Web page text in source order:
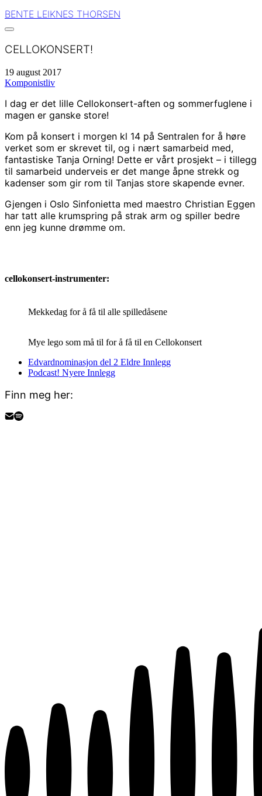
BENTE LEIKNES THORSEN
CELLOKONSERT!
19 august 2017
Komponistliv
I dag er det lille Cellokonsert-aften og sommerfuglene i
magen er ganske store!
Kom på konsert i morgen kl 14 på Sentralen for å høre
verket som er skrevet til, og i nært samarbeid med,
fantastiske Tanja Orning! Dette er vårt prosjekt – i tillegg
til samarbeid underveis er det mange åpne strekk og
kadenser som gir rom til Tanjas store skapende evner.
Gjengen i Oslo Sinfonietta med maestro Christian Eggen
har tatt alle krumspring på strak arm og spiller bedre
enn jeg kunne drømme om.
cellokonsert-instrumenter:
Mekkedag for å få til alle spilledåsene
Mye lego som må til for å få til en Cellokonsert
Edvardnominasjon del 2 Eldre Innlegg
Podcast! Nyere Innlegg
Finn meg her: